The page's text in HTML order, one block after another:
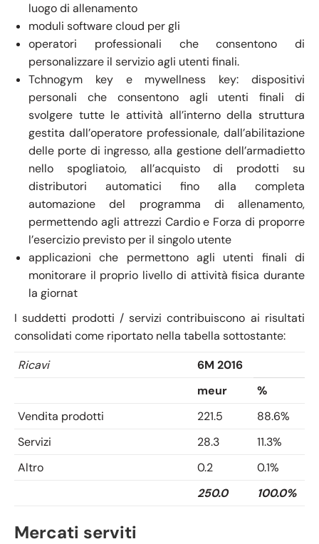
luogo di allenamento
moduli software cloud per gli
operatori professionali che consentono di
personalizzare il servizio agli utenti finali.
Tchnogym key e mywellness key: dispositivi
personali che consentono agli utenti finali di
svolgere tutte le attività all’interno della struttura
gestita dall’operatore professionale, dall’abilitazione
delle porte di ingresso, alla gestione dell’armadietto
nello spogliatoio, all’acquisto di prodotti su
distributori automatici fino alla completa
automazione del programma di allenamento,
permettendo agli attrezzi Cardio e Forza di proporre
l’esercizio previsto per il singolo utente
applicazioni che permettono agli utenti finali di
monitorare il proprio livello di attività fisica durante
la giornat
I suddetti prodotti / servizi contribuiscono ai risultati
consolidati come riportato nella tabella sottostante:
Ricavi
6M 2016
meur
%
Vendita prodotti
221.5
88.6%
Servizi
28.3
11.3%
Altro
0.2
0.1%
250.0
100.0%
Mercati serviti